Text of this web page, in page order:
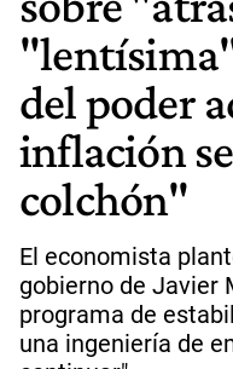
del poder
inflación
colchón"
El economista
gobierno de Javier
programa de
una ingeniería de